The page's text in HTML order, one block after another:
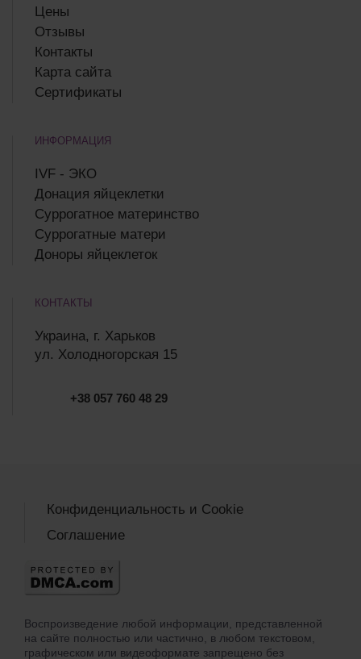
Цены
Отзывы
Контакты
Карта сайта
Сертификаты
ИНФОРМАЦИЯ
IVF - ЭКО
Донация яйцеклетки
Суррогатное материнство
Суррогатные матери
Доноры яйцеклеток
КОНТАКТЫ
Украина, г. Харьков
ул. Холодногорская 15
+38 057 760 48 29
Воспроизведение любой информации, представленной
на сайте полностью или частично, в любом текстовом,
графическом или видеоформате запрещено без
Конфиденциальность и Cookie
Соглашение